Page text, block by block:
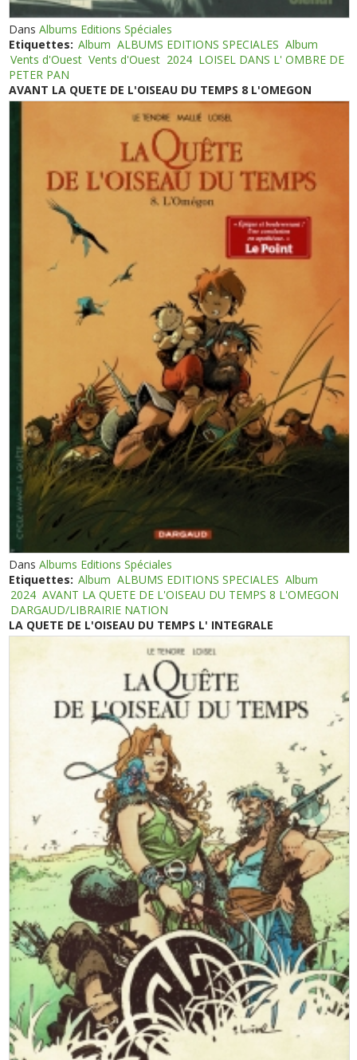
DansAlbums Editions Spéciales
Etiquettes: Album ALBUMS EDITIONS SPECIALES Album
Vents d'Ouest Vents d'Ouest 2024 LOISEL DANS L' OMBRE DE
PETER PAN
AVANT LA QUETE DE L'OISEAU DU TEMPS 8 L'OMEGON
DansAlbums Editions Spéciales
Etiquettes: Album ALBUMS EDITIONS SPECIALES Album
2024 AVANT LA QUETE DE L'OISEAU DU TEMPS 8 L'OMEGON
DARGAUD/LIBRAIRIE NATION
LA QUETE DE L'OISEAU DU TEMPS L' INTEGRALE